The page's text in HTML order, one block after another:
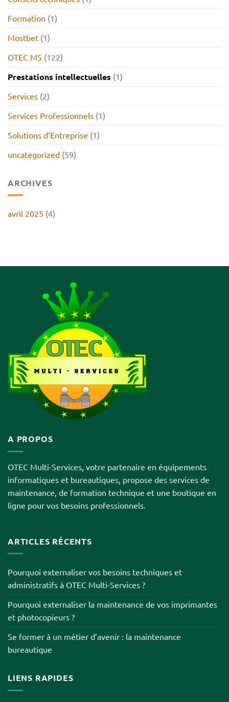
Formation (1)
Mostbet (1)
OTEC MS (122)
Prestations intellectuelles (1)
Services (2)
Services Professionnels (1)
Solutions d’Entreprise (1)
uncategorized (59)
ARCHIVES
avril 2025 (4)
A PROPOS
OTEC Multi-Services, votre partenaire en équipements
informatiques et bureautiques, propose des services de
maintenance, de formation technique et une boutique en
ligne pour vos besoins professionnels.
ARTICLES RÉCENTS
Pourquoi externaliser vos besoins techniques et
administratifs à OTEC Multi-Services ?
Pourquoi externaliser la maintenance de vos imprimantes
et photocopieurs ?
Se former à un métier d’avenir : la maintenance
bureautique
LIENS RAPIDES